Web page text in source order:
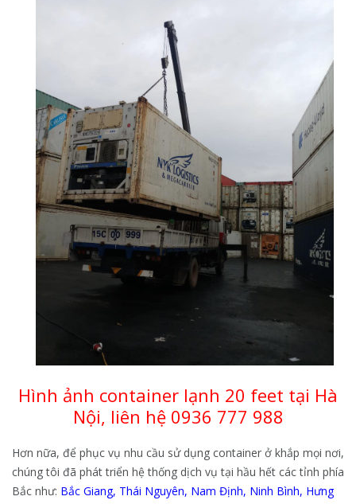
Hình ảnh container lạnh 20 feet tại Hà
Nội, liên hệ 0936 777 988
Hơn nữa, để phục vụ nhu cầu sử dụng container ở khắp mọi nơi,
chúng tôi đã phát triển hệ thống dịch vụ tại hầu hết các tỉnh phía
Bắc như: Bắc Giang, Thái Nguyên, Nam Định, Ninh Bình, Hưng